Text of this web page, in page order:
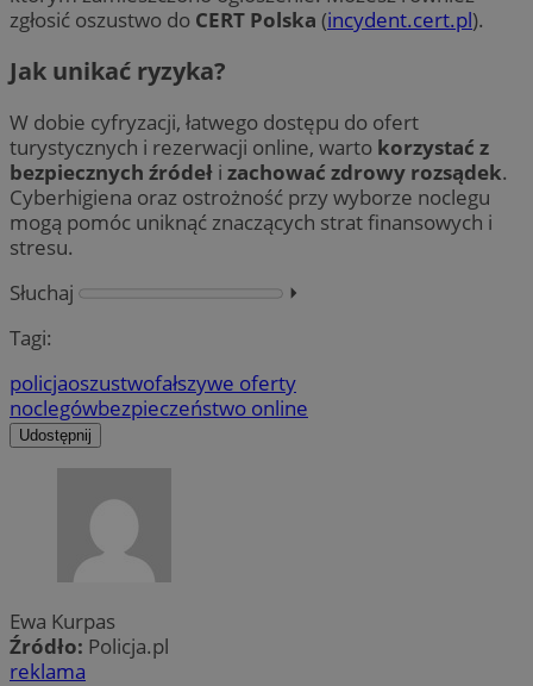
zgłosić oszustwo do CERT Polska (incydent.cert.pl).
Jak unikać ryzyka?
W dobie cyfryzacji, łatwego dostępu do ofert
turystycznych i rezerwacji online, warto korzystać z
bezpiecznych źródeł i zachować zdrowy rozsądek.
Cyberhigiena oraz ostrożność przy wyborze noclegu
mogą pomóc uniknąć znaczących strat finansowych i
stresu.
Słuchaj
⏵︎
Tagi:
policjaoszustwofałszywe oferty
noclegówbezpieczeństwo online
Udostępnij
Ewa Kurpas
Źródło: Policja.pl
reklama